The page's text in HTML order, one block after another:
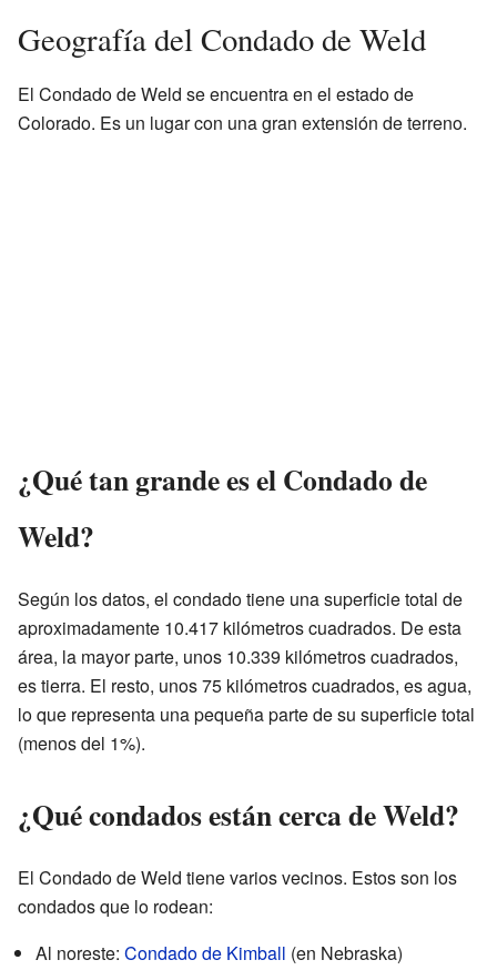
Geografía del Condado de Weld
El Condado de Weld se encuentra en el estado de
Colorado. Es un lugar con una gran extensión de terreno.
¿Qué tan grande es el Condado de
Weld?
Según los datos, el condado tiene una superficie total de
aproximadamente 10.417 kilómetros cuadrados. De esta
área, la mayor parte, unos 10.339 kilómetros cuadrados,
es tierra. El resto, unos 75 kilómetros cuadrados, es agua,
lo que representa una pequeña parte de su superficie total
(menos del 1%).
¿Qué condados están cerca de Weld?
El Condado de Weld tiene varios vecinos. Estos son los
condados que lo rodean:
Al noreste: Condado de Kimball (en Nebraska)